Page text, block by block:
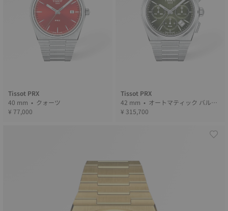
Tissot PRX
40 mm • クォーツ
¥ 77,000
Tissot PRX
42 mm • オートマティック バルジ
ュー
¥ 315,700